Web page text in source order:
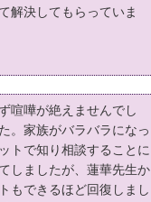
解決してもらっていま
喧嘩が絶えませんでし
。家族がバラバラになっ
トで知り相談することに
しましたが、蓮華先生か
もできるほど回復しまし